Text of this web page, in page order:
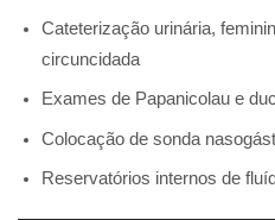
Cateterização urinária,
circuncidada
Exames de Papanicolau e
Colocação de sonda
Reservatórios internos de